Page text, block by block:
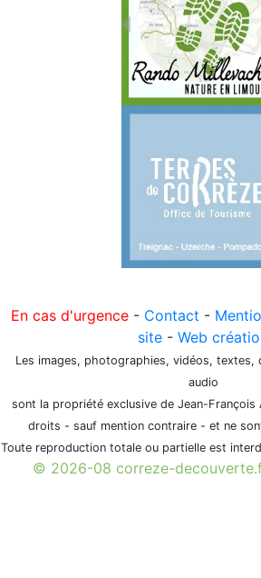
En cas d'urgence- Contact -
site - Web
Les images, photographies, vidéos, textes,
audio
sont la propriété exclusive de Jean-François
droits - sauf mention contraire - et ne
Toute reproduction totale ou partielle est
© 2026-08 correze-